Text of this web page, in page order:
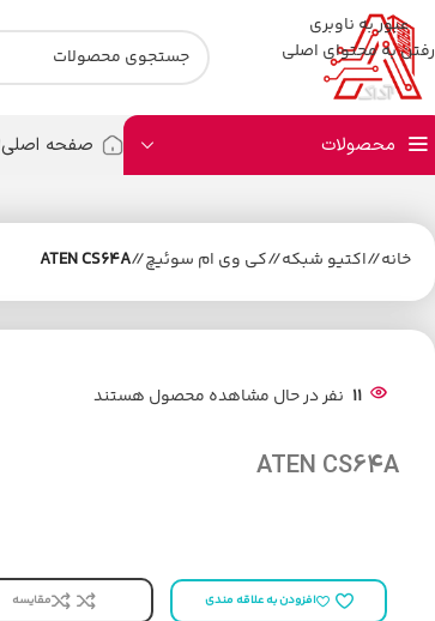
عبور به ناوبری
رفتن به محتوای اصلی
محصولات صفحه اصلی
خانه/ اکتیو شبکه/ کی وی ام سوئیچ/
ATEN CS64A
11 نفر در حال مشاهده محصول هستند
ATEN CS64A
افزودن به علاقه مندی مقایسه